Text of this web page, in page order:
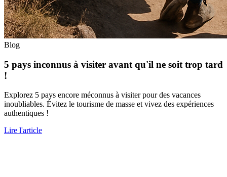
Blog
5 pays inconnus à visiter avant qu'il ne soit trop tard
!
Explorez 5 pays encore méconnus à visiter pour des vacances
inoubliables. Évitez le tourisme de masse et vivez des expériences
authentiques !
Lire l'article